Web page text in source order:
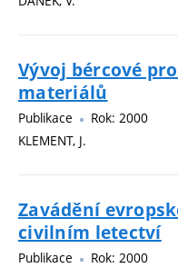
Vývoj bércové
materiálů
Publikace
Rok: 2000
KLEMENT, J.
Zavádění
civilním letectví
Publikace
Rok: 2000